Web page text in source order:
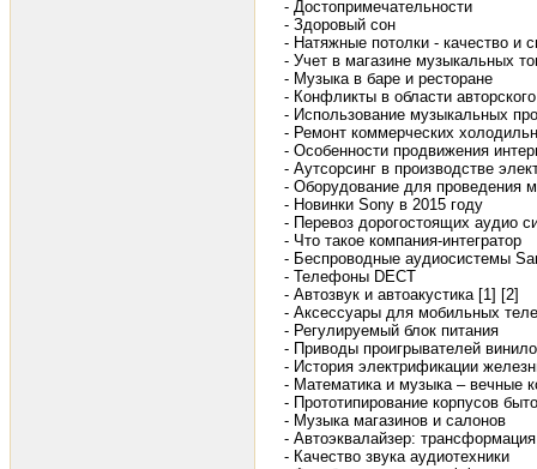
- Достопримечательности
- Здоровый сон
- Натяжные потолки - качество и
- Учет в магазине музыкальных
- Музыка в баре и ресторане
- Конфликты в области
- Использование музыкальных
- Ремонт коммерческих
- Особенности продвижения
- Аутсорсинг в производстве
- Оборудование для проведения
- Новинки Sony в 2015 году
- Перевоз дорогостоящих аудио
- Что такое компания-интегратор
- Беспроводные аудиосистемы
- Телефоны DECT
- Автозвук и автоакустика [1] [2]
- Аксессуары для мобильных
- Регулируемый блок питания
- Приводы проигрывателей
- История электрификации
- Математика и музыка – вечные
- Прототипирование корпусов
- Музыка магазинов и салонов
- Автоэквалайзер:
- Качество звука аудиотехники